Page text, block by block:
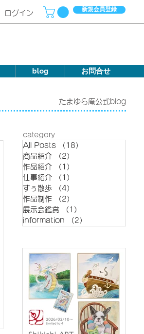
ログイン 新規会員登録
blog お問合せ
たまゆら庵公式blog
new
category
All Posts （18）
商品紹介
（2）
作品紹介
（1）
仕事紹介
（1）
すぅ散歩
（4）
作品制作
（2）
展示会鑑賞
（1）
information
（2）